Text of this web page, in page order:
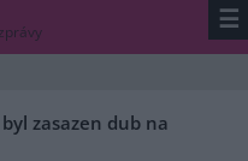
zprávy ☰
zasazen dub na